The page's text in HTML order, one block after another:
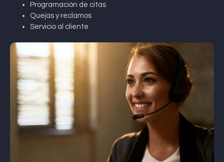
Programación de citas
Quejas y reclamos
Servicio al cliente